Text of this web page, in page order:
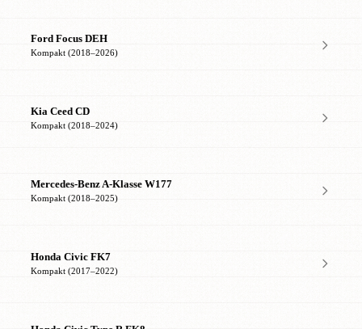
Ford Focus DEH
Kompakt (2018–2026)
Kia Ceed CD
Kompakt (2018–2024)
Mercedes-Benz A-Klasse W177
Kompakt (2018–2025)
Honda Civic FK7
Kompakt (2017–2022)